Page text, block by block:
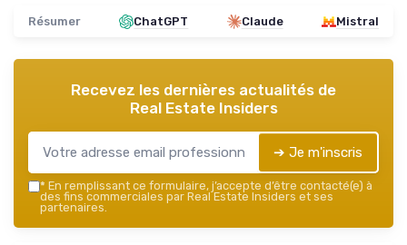
Résumer ChatGPT Claude Mistral
Recevez les dernières actualités de
Real Estate Insiders
➔ Je m'inscris
* En remplissant ce formulaire, j’accepte d’être contacté(e) à
des fins commerciales par Real Estate Insiders et ses
partenaires.